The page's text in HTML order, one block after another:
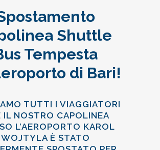
Shuttle
Tempesta
di Bari!
TUTTI I VIAGGIATORI
IL NOSTRO CAPOLINEA
L’AEROPORTO KAROL
WOJTYLA È STATO